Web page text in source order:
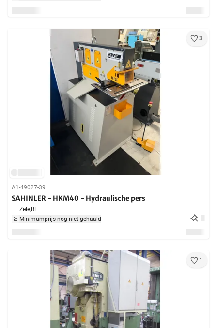
3
A1-49027-39
SAHINLER - HKM40 - Hydraulische pers
Zele,BE
Minimumprijs nog niet gehaald
1